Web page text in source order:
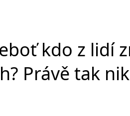
kdo z lidí
Právě tak